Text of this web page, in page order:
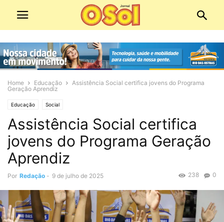
Home Educação
Assistência Social certifica jovens do Programa
Geração Aprendiz
Educação Social
Assistência Social certifica
jovens do Programa Geração
Aprendiz
Por Redação - 9 de julho de 2025 0
238